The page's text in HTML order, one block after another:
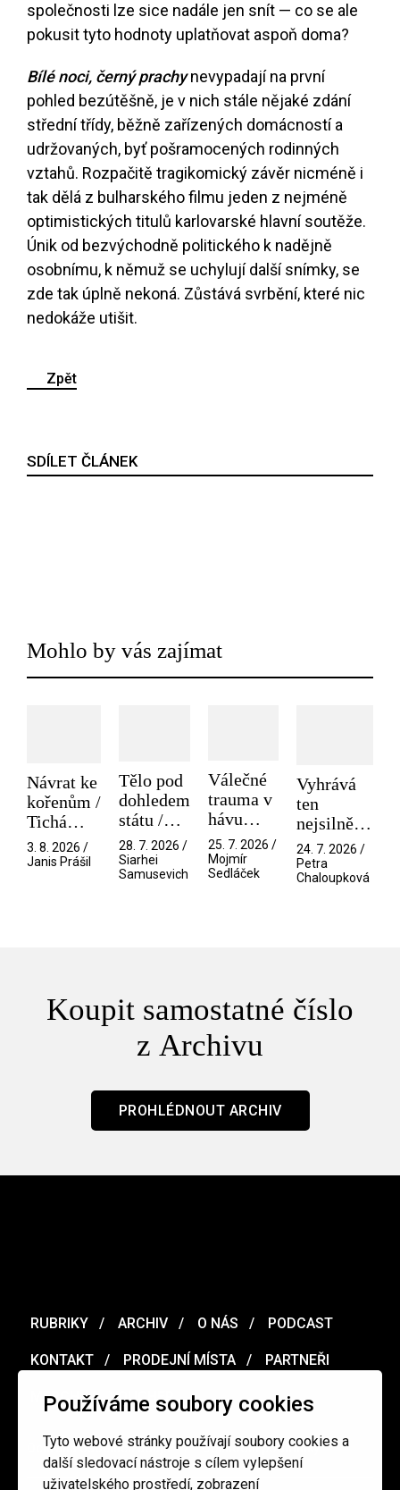
Používáme soubory cookies
Tyto webové stránky používají soubory cookies a
další sledovací nástroje s cílem vylepšení
uživatelského prostředí, zobrazení
společnosti lze sice nadále jen snít — co se ale
pokusit tyto hodnoty uplatňovat aspoň doma?
Bílé noci, černý prachynevypadají na první
pohled bezútěšně, je v nich stále nějaké zdání
střední třídy, běžně zařízených domácností a
udržovaných, byť pošramocených rodinných
vztahů. Rozpačitě tragikomický závěr nicméně i
tak dělá z bulharského filmu jeden z nejméně
optimistických titulů karlovarské hlavní soutěže.
Únik od bezvýchodně politického k nadějně
osobnímu, k němuž se uchylují další snímky, se
zde tak úplně nekoná. Zůstává svrbění, které nic
nedokáže utišit.
Zpět
SDÍLET ČLÁNEK
Mohlo by vás zajímat
Návrat ke
kořenům /
Tichá
přítelkyně
3. 8. 2026 /
Janis Prášil
Tělo pod
dohledem
státu /
Pramen
28. 7. 2026 /
Siarhei
Samusevich
Válečné
trauma v
hávu
spektáklu
/ Odyssea
25. 7. 2026 /
Mojmír
Sedláček
Vyhrává
ten
nejsilnější
/ V nitru
manosféry
24. 7. 2026 /
Petra
Chaloupková
Koupit samostatné číslo
z Archivu
PROHLÉDNOUT ARCHIV
RUBRIKY ARCHIV O NÁS PODCAST
KONTAKT PRODEJNÍ MÍSTA PARTNEŘI
MERCH VOUCHER
Ochrana osobních údajů / Obchodní podmínky